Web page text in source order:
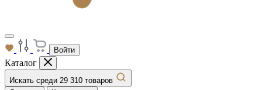
Войти
Каталог
Искать среди 29 310 товаров